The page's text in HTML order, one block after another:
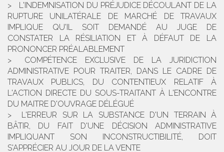
L'INDEMNISATION DU PRÉJUDICE DÉCOULANT DE LA
RUPTURE UNILATÉRALE DE MARCHÉ DE TRAVAUX
IMPLIQUE QU'IL SOIT DEMANDÉ AU JUGE DE
CONSTATER LA RÉSILIATION ET À DÉFAUT DE LA
PRONONCER PRÉALABLEMENT
COMPÉTENCE EXCLUSIVE DE LA JURIDICTION
ADMINISTRATIVE POUR TRAITER, DANS LE CADRE DE
TRAVAUX PUBLICS, DU CONTENTIEUX RELATIF À
L'ACTION DIRECTE DU SOUS-TRAITANT À L'ENCONTRE
DU MAITRE D'OUVRAGE DÉLÉGUÉ
L'ERREUR SUR LA SUBSTANCE D'UN TERRAIN À
BÂTIR, DU FAIT D'UNE DÉCISION ADMINISTRATIVE
IMPLIQUANT SON INCONSTRUCTIBILITÉ, DOIT
S'APPRÉCIER AU JOUR DE LA VENTE